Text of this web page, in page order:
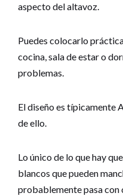
aspecto del altavoz.
Puedes colocarlo
cocina, sala de estar o
problemas.
El diseño es típicamente
de ello.
Lo único de lo que hay
blancos que pueden
probablemente pasa con